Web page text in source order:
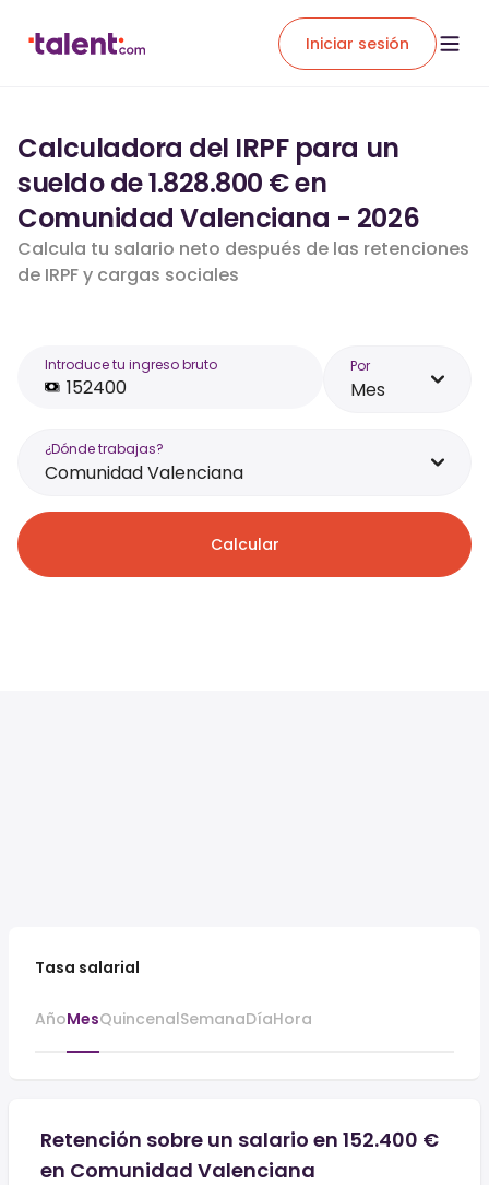
Iniciar sesión
Calculadora del IRPF para un
sueldo de 1.828.800 € en
Comunidad Valenciana - 2026
Calcula tu salario neto después de las retenciones
de IRPF y cargas sociales
Introduce tu ingreso bruto Por
Mes
¿Dónde trabajas?
Comunidad Valenciana
Calcular
Tasa salarial
AñoMesQuincenalSemanaDíaHora
Retención sobre un salario en 152.400 €
en Comunidad Valenciana